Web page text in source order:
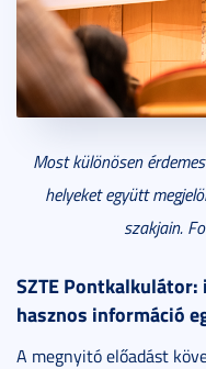
Most különösen
helyeket együtt
szakjain.
SZTE
hasznos információ
A megnyitó előadást